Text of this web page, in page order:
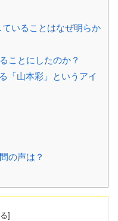
いることはなぜ明らか
ことにしたのか？
「山本彩」というアイ
の声は？